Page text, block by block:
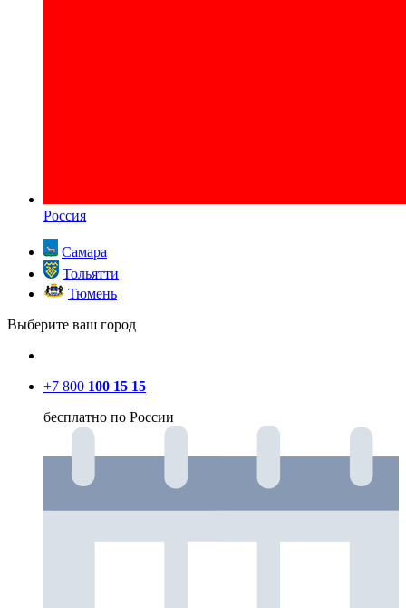
Россия
Самара
Тольятти
Тюмень
Выберите ваш город
+7 800 100 15 15
бесплатно по России